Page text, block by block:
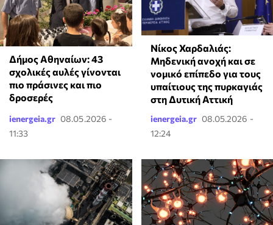
Δήμος Αθηναίων: 43
σχολικές αυλές γίνονται
πιο πράσινες και πιο
δροσερές
ienergeia.gr 08.05.2026 -
11:33
Νίκος Χαρδαλιάς:
Μηδενική ανοχή και σε
νομικό επίπεδο για τους
υπαίτιους της πυρκαγιάς
στη Δυτική Αττική
ienergeia.gr 08.05.2026 -
12:24